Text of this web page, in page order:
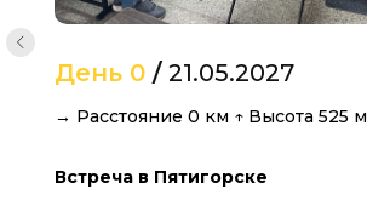
День 0 / 21.05.2027
→ Расстояние 0 км ↑ Высота 525 м
Встреча в Пятигорске